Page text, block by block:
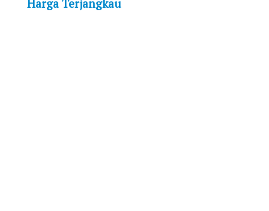
Harga Terjangkau